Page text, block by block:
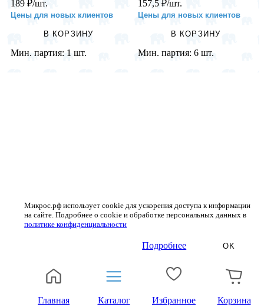
189 ₽/шт.
Цены для новых клиентов
В КОРЗИНУ
Мин. партия: 1 шт.
157,5 ₽/шт.
Цены для новых клиентов
В КОРЗИНУ
Мин. партия: 6 шт.
Микрос.рф использует cookie для ускорения доступа к информации
на сайте. Подробнее о cookie и обработке персональных данных в
политике конфиденциальности
Подробнее OK
Главная Каталог Избранное Корзина